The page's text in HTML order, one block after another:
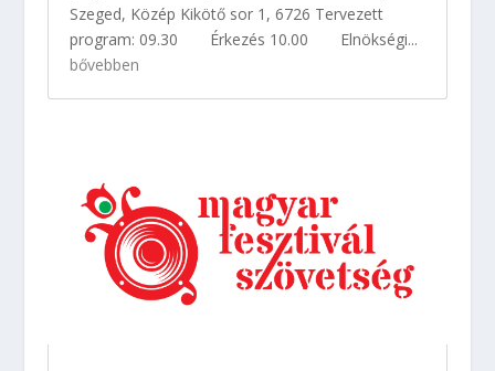
Szeged, Közép Kikötő sor 1, 6726 Tervezett
program: 09.30 Érkezés 10.00 Elnökségi...
bővebben